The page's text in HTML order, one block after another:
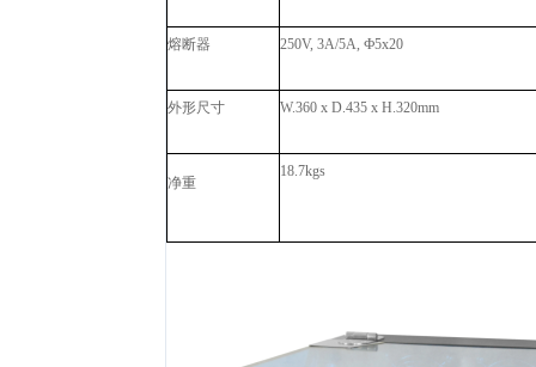
熔断器 250V, 3A/5A, Ф5x20
外形尺寸 W.360 x D.435 x H.320mm
净重
18.7kgs